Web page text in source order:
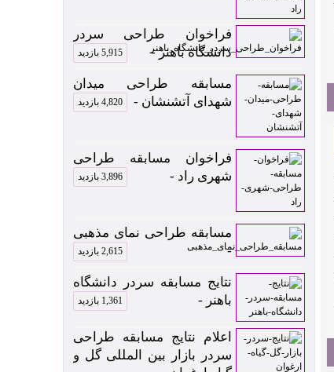
فراخوان طراحی سردر
دانشگاه باهنر -
5,915 بازدید
مسابقه طراحی میدان
شهدای آتشنشان -
4,820 بازدید
فراخوان مسابقه طراحی
شهری راد -
3,896 بازدید
مسابقه طراحی نمای مذهبی
-
2,615 بازدید
نتایج مسابقه سردر دانشگاه
باهنر -
1,361 بازدید
اعلام نتایج مسابقه طراحی
سردر بازار بین المللی گل و